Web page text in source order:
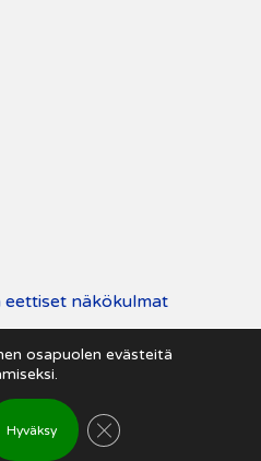
eettiset näkökulmat
osapuolen evästeitä
Hyväksy SULJE